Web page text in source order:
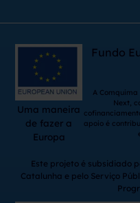
Uma maneira
de fazer a
Europa
Fundo
A
Next,
apoio é
Este projeto é subsidiado
Catalunha e pelo Serviço